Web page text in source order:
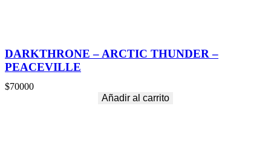
DARKTHRONE – ARCTIC THUNDER –
PEACEVILLE
$70000
Añadir al carrito